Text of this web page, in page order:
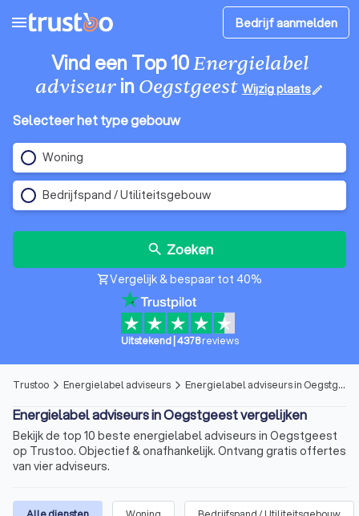
menu Bedrijf aanmelden
Vind een Top 10Energielabel
adviseurin Oegstgeest Wijzig plaatsedit
Selecteer het type gebouw
Woning
Bedrijfspand / Utiliteitsgebouw
search Zoeken
shopping_cartVergelijk & bespaar tot 40%
Uitstekend| 4378 reviews
Trustoo arrow_forward_ios Energielabel adviseurs arrow_forward_ios Energielabel adviseurs in Oegstgeest
Energielabel adviseurs in Oegstgeest vergelijken
Bekijk de top 10 beste energielabel adviseurs in Oegstgeest
op Trustoo. Objectief & onafhankelijk. Ontvang gratis offertes
van vier adviseurs.